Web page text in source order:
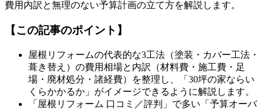
費用内訳と無理のない予算計画の立て方を解説します。
【この記事のポイント】
屋根リフォームの代表的な3工法（塗装・カバー工法・
葺き替え）の費用相場と内訳（材料費・施工費・足
場・廃材処分・諸経費）を整理し、「30坪の家ならい
くらかかるか」がイメージできるように解説します。
「屋根リフォーム 口コミ／評判」で多い「予算オーバ